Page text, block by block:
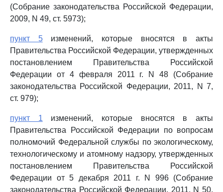
(Собрание законодательства Российской Федерации,
2009, N 49, ст. 5973);
пункт 5изменений, которые вносятся в акты
Правительства Российской Федерации, утвержденных
постановлением Правительства Российской
Федерации от 4 февраля 2011 г. N 48 (Собрание
законодательства Российской Федерации, 2011, N 7,
ст. 979);
пункт 1 изменений, которые вносятся в акты
Правительства Российской Федерации по вопросам
полномочий Федеральной службы по экологическому,
технологическому и атомному надзору, утвержденных
постановлением Правительства Российской
Федерации от 5 декабря 2011 г. N 996 (Собрание
законодательства Российской Федерации, 2011, N 50,